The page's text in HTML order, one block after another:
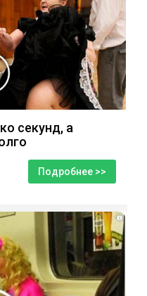
секунд, а
Подробнее >>
i